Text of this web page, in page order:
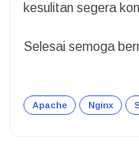
kesulitan segera
Selesai semoga
Apache Nginx